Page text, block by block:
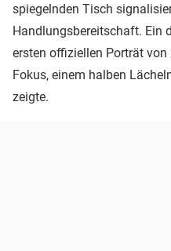
spiegelnden Tisch
Handlungsbereitschaft. Ein
ersten offiziellen Porträt
Fokus, einem halben
zeigte.